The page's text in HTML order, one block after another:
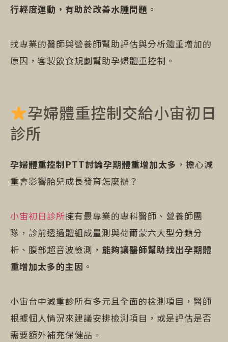
行輕度運動，有助於改善水腫問題 。
找專業的醫師與營養師幫助評估與分析體重增加的
原因，客製飲食規劃幫助孕婦體重控制。
孕婦體重控制交給小宙初日
診所
孕婦體重控制PTT討論孕期體重增加太多 ，擔心減
重會影響胎兒成長發育怎麼辦？
小宙初日診所擁有最專業的專科醫師、營養師團
隊，診前透過體組成量測與荷爾蒙六大型分類分
析、腹部超音波檢測， 能夠讓醫師幫助找出孕期體
重增加太多的主因 。
小宙台中減重診所有多元且全面的檢測項目，醫師
根據個人情況來建議安排檢測項目，或是評估是否
需要額外補充保健品。